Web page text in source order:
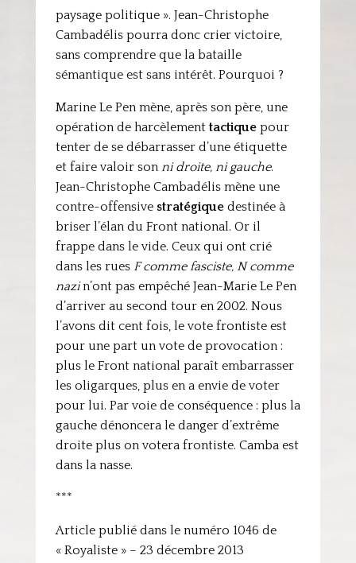
paysage politique ». Jean-Christophe
Cambadélis pourra donc crier victoire,
sans comprendre que la bataille
sémantique est sans intérêt. Pourquoi ?
Marine Le Pen mène, après son père, une
opération de harcèlement tactiquepour
tenter de se débarrasser d’une étiquette
et faire valoir son ni droite, ni gauche.
Jean-Christophe Cambadélis mène une
contre-offensive stratégiquedestinée à
briser l’élan du Front national. Or il
frappe dans le vide. Ceux qui ont crié
dans les rues F comme fasciste, N comme
nazin’ont pas empêché Jean-Marie Le Pen
d’arriver au second tour en 2002. Nous
l’avons dit cent fois, le vote frontiste est
pour une part un vote de provocation :
plus le Front national paraît embarrasser
les oligarques, plus en a envie de voter
pour lui. Par voie de conséquence : plus la
gauche dénoncera le danger d’extrême
droite plus on votera frontiste. Camba est
dans la nasse.
***
Article publié dans le numéro 1046 de
« Royaliste » – 23 décembre 2013